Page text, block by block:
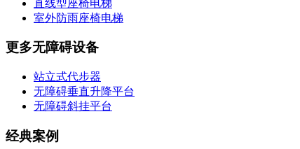
直线型座椅电梯
室外防雨座椅电梯
更多无障碍设备
站立式代步器
无障碍垂直升降平台
无障碍斜挂平台
经典案例